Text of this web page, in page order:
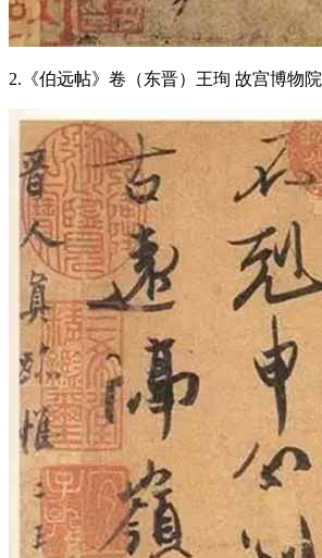
2.《伯远帖》卷（东晋）王珣 故宫博物院